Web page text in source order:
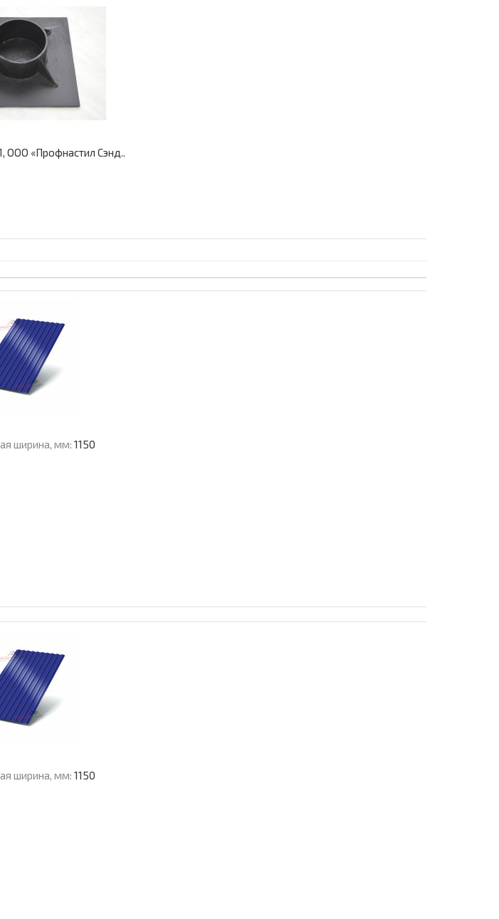
ООО «Профнастил Сэнд..
ширина, мм: 1150
ширина, мм: 1150